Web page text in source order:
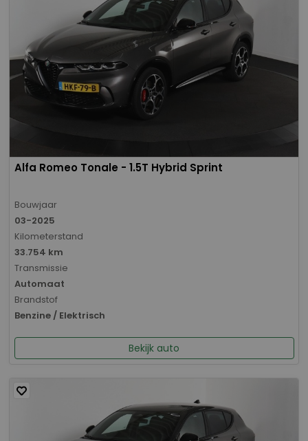
Alfa Romeo Tonale - 1.5T Hybrid Sprint
Bouwjaar
03-2025
Kilometerstand
33.754 km
Transmissie
Automaat
Brandstof
Benzine / Elektrisch
Bekijk auto